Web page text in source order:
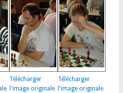
Télécharger
l'image originale
Télécharger
l'image originale